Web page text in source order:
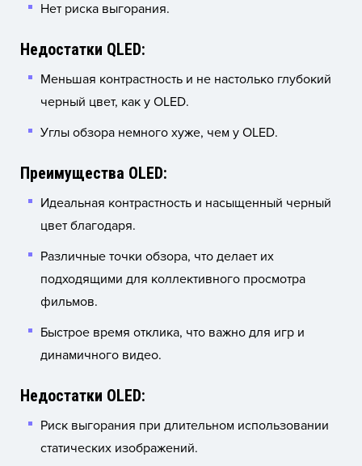
Нет риска выгорания.
Недостатки QLED:
Меньшая контрастность и не настолько глубокий
черный цвет, как у OLED.
Углы обзора немного хуже, чем у OLED.
Преимущества OLED:
Идеальная контрастность и насыщенный черный
цвет благодаря.
Различные точки обзора, что делает их
подходящими для коллективного просмотра
фильмов.
Быстрое время отклика, что важно для игр и
динамичного видео.
Недостатки OLED:
Риск выгорания при длительном использовании
статических изображений.